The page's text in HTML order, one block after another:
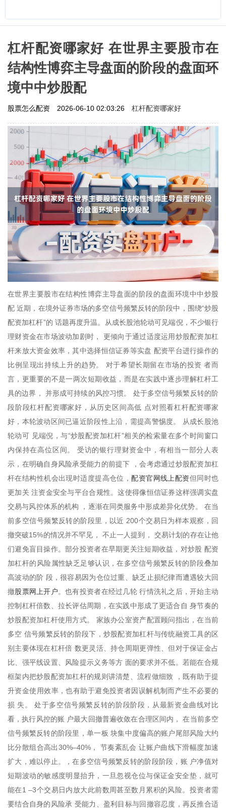
杠杆配资哪家好 在世界主要股市在
结构性博弈主导盘面的阶段的盘面环
境中中炒股配
股票怎么配资 2026-06-10 02:03:26 杠杆配资哪家好
在世界主要股市在结构性博弈主导盘面的阶段的盘面环境中中炒股
配 近期，在境外证券市场的多空信号频繁反转的阶段中，围绕“炒股
配资加杠杆”的 话题再度升温。从成长股池轮动可见端倪，不少银行
理财资金在市场波动加剧时， 更倾向于通过适度运用炒股配资加杠
杆来放大资金效率，其中选择恒信证券等实盘 配资平台进行操作的
比例呈现出持续上升的趋势。 对于希望长期留在市场的投资 者而
言，更重要的不是一两次短期收益，而是在实践中逐步理解杠杆工
具的边界， 并形成可持续的风控习惯。 处于多空信号频繁反转的阶
段阶段杠杆配资哪家好，从历史区间高低 点对照看杠杆配资哪家
好，本轮波动区间已逼近阶段性上沿，需提高警惕度。 从成长股池
轮动可 见端倪，与“炒股配资加杠杆”相关的检索量在多个时间窗口
内保持在高位区间。 受访的银行理财资金中，有相当一部分人表
示，在明确自身风险承受能力的前提下 ，会考虑通过炒股配资加杠
杆在结构性机会出现时适度提高仓位，配资官网线上配资但同时也
更加关 注资金安全与平台合规性。这使得像恒信证券这样强调实盘
交易与风控体系的机构 ，逐渐在同类服务中形成差异化优势。 在当
前多空信号频繁反转的阶段里，以近 200个交易日为样本观察，回
撤突破15%的情况并不罕见， 不止一人提到， 交易计划的存在让他
们避免盲目操作。部分投资者在早期更关注短期收益，对炒股 配资
加杠杆的风险属性缺乏足够认识，在多空信号频繁反转的阶段叠加
高波动的阶 段，很容易因为仓位过重、缺乏止损纪律而遭遇较大回
撤股票网上开户。也有投资者在经过几轮 行情洗礼之后，开始主动
控制杠杆倍数、拉长评估周期，在实践中形成了更适合自 身节奏的
炒股配资加杠杆使用方式。 家族办公室资产配置顾问指出，在当前
多空 信号频繁反转的阶段下，炒股配资加杠杆与传统融资工具的区
别主要体现在杠杆倍 数更灵活、持仓周期更弹性、但对于保证金占
比、强平线设置、风险提示义务等方 面的要求并不低。若能在合规
框架内把炒股配资加杠杆的规则讲清楚、流程做细致 ，既有助于提
升资金使用效率，也有助于避免投资者因误解机制而产生不必要的
损 失。 处于多空信号频繁反转的阶段阶段，从最新资金曲线对比
看，执行风控的账 户最大回撤普遍收敛在合理区间内， 在当前多空
信号频繁反转的阶段里，单一板 块集中度偏高的账户尾部风险大约
比分散组合高出30%–40%， 节奏紊乱会 让账户曲线下滑幅度加速
扩大，难以停止。，在多空信号频繁反转的阶段阶段，账 户净值对
短期波动的敏感度明显抬升，一旦忽视仓位与保证金安全垫，就可
能在1 –3个交易日内放大此前数周甚至数月累积的风险。投资者需
要结合自身的风险承 受能力、盈利目标与回撤容忍度，再反推合适